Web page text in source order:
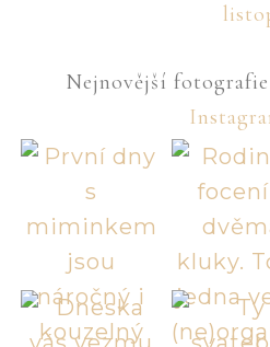
Nejnovější fotografie